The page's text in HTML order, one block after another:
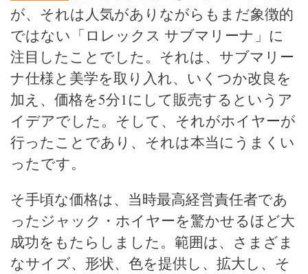
が、それは人気がありながらもまだ象徴的
ではない「ロレックス サブマリーナ」に
注目したことでした。それは、サブマリー
ナ仕様と美学を取り入れ、いくつか改良を
加え、価格を5分1にして販売するというア
イデアでした。そして、それがホイヤーが
行ったことであり、それは本当にうまくい
ったです。
そ手頃な価格は、当時最高経営責任者であ
ったジャック・ホイヤーを驚かせるほど大
成功をもたらしました。範囲は、さまざま
なサイズ、形状、色を提供し、拡大し、そ